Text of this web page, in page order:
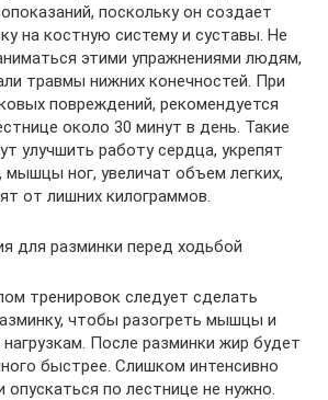
поскольку он создает
на костную систему и суставы. Не
этими упражнениями людям,
травмы нижних конечностей. При
повреждений, рекомендуется
около 30 минут в день. Такие
улучшить работу сердца, укрепят
мышцы ног, увеличат объем легких,
от лишних килограммов.
для разминки перед ходьбой
тренировок следует сделать
чтобы разогреть мышцы и
После разминки жир будет
быстрее. Слишком интенсивно
опускаться по лестнице не нужно.